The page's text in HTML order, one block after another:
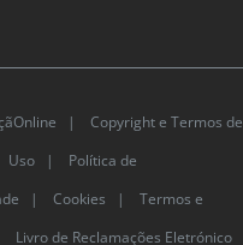
|
Copyright e Termos de
Uso|
Política de
| Cookies |
Termos e
Livro de Reclamações Eletrónico